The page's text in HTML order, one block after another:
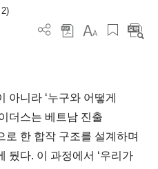
아니라 ‘누구와 어떻게
더스는 베트남 진출
로 한 합작 구조를 설계하며
뒀다. 이 과정에서 ‘우리가